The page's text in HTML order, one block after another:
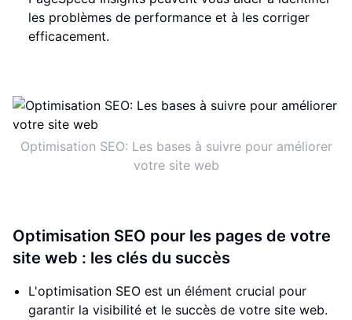
les problèmes de performance et à les corriger
efficacement.
Optimisation SEO: Les bases à suivre pour améliorer
votre site web
Optimisation SEO pour les pages de votre
site web : les clés du succès
L'optimisation SEO est un élément crucial pour
garantir la visibilité et le succès de votre site web.